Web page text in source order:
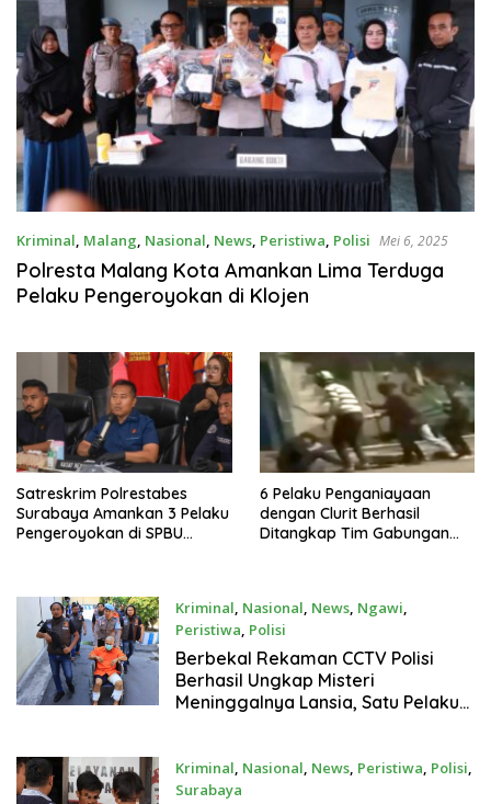
Kriminal, Malang, Nasional, News, Peristiwa, Polisi Mei 6, 2025
Polresta Malang Kota Amankan Lima Terduga
Pelaku Pengeroyokan di Klojen
Satreskrim Polrestabes
Surabaya Amankan 3 Pelaku
Pengeroyokan di SPBU
6 Pelaku Penganiayaan
dengan Clurit Berhasil
Ditangkap Tim Gabungan
Kriminal, Nasional, News, Ngawi,
Peristiwa, Polisi
Oktober 28, 2024
Berbekal Rekaman CCTV Polisi
Berhasil Ungkap Misteri
Meninggalnya Lansia, Satu Pelaku
Kriminal, Nasional, News, Peristiwa, Polisi,
Surabaya